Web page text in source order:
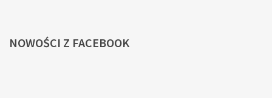
NOWOŚCI Z FACEBOOK